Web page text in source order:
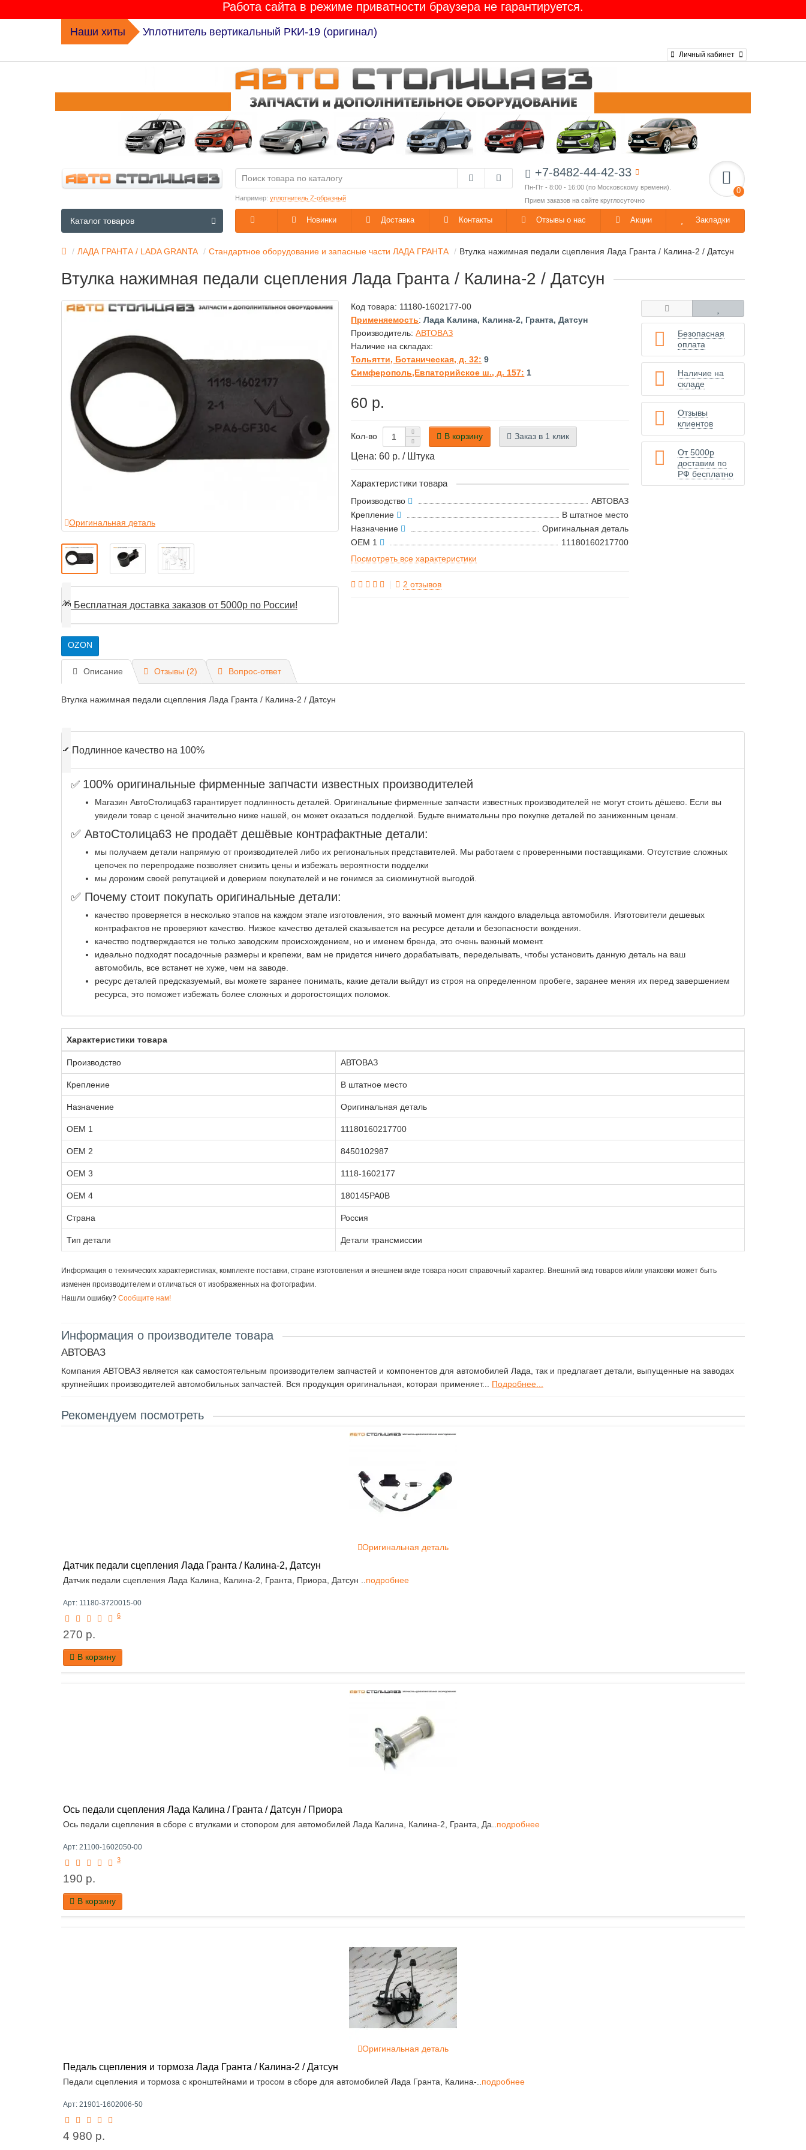
Работа сайта в режиме приватности браузера не гарантируется.
Наши хиты Уплотнитель вертикальный РКИ-19 (оригинал)
Личный кабинет
+7-8482-44-42-33
Пн-Пт - 8:00 - 16:00 (по Московскому времени).
Прием заказов на сайте круглосуточно
0
Например: уплотнитель Z-образный
Новинки Доставка Контакты Отзывы о нас Акции Закладки
Каталог товаров
ЛАДА ГРАНТА / LADA GRANTA Стандартное оборудование и запасные части ЛАДА ГРАНТА Втулка нажимная педали сцепления Лада Гранта / Калина-2 / Датсун
Втулка нажимная педали сцепления Лада Гранта / Калина-2 / Датсун
Оригинальная деталь
🎁 Бесплатная доставка заказов от 5000р по России!
OZON
Код товара: 11180-1602177-00
Применяемость:Лада Калина, Калина-2, Гранта, Датсун
Производитель:АВТОВАЗ
Наличие на складах:
Тольятти, Ботаническая, д. 32: 9
Симферополь,Евпаторийское ш., д. 157: 1
60 р.
Кол-во В корзину Заказ в 1 клик
Цена: 60 р. / Штука
Характеристики товара
Производство
АВТОВАЗ
Крепление
В штатное место
Назначение
Оригинальная деталь
OEM 1
11180160217700
Посмотреть все характеристики
2 отзывов
Безопасная
оплата
Наличие на
складе
Отзывы
клиентов
От 5000р
доставим по
РФ бесплатно
Описание Отзывы (2) Вопрос-ответ
Втулка нажимная педали сцепления Лада Гранта / Калина-2 / Датсун
✔ Подлинное качество на 100%
✅ 100% оригинальные фирменные запчасти известных производителей
Магазин АвтоСтолица63 гарантирует подлинность деталей. Оригинальные фирменные запчасти известных производителей не могут стоить дёшево. Если вы
увидели товар с ценой значительно ниже нашей, он может оказаться подделкой. Будьте внимательны про покупке деталей по заниженным ценам.
✅ АвтоСтолица63 не продаёт дешёвые контрафактные детали:
мы получаем детали напрямую от производителей либо их региональных представителей. Мы работаем с проверенными поставщиками. Отсутствие сложных
цепочек по перепродаже позволяет снизить цены и избежать вероятности подделки
мы дорожим своей репутацией и доверием покупателей и не гонимся за сиюминутной выгодой.
✅ Почему стоит покупать оригинальные детали:
качество проверяется в несколько этапов на каждом этапе изготовления, это важный момент для каждого владельца автомобиля. Изготовители дешевых
контрафактов не проверяют качество. Низкое качество деталей сказывается на ресурсе детали и безопасности вождения.
качество подтверждается не только заводским происхождением, но и именем бренда, это очень важный момент.
идеально подходят посадочные размеры и крепежи, вам не придется ничего дорабатывать, переделывать, чтобы установить данную деталь на ваш
автомобиль, все встанет не хуже, чем на заводе.
ресурс деталей предсказуемый, вы можете заранее понимать, какие детали выйдут из строя на определенном пробеге, заранее меняя их перед завершением
ресурса, это поможет избежать более сложных и дорогостоящих поломок.
Характеристики товара
Производство АВТОВАЗ
Крепление В штатное место
Назначение Оригинальная деталь
OEM 1 11180160217700
OEM 2 8450102987
OEM 3 1118-1602177
OEM 4 180145PA0B
Страна Россия
Тип детали Детали трансмиссии
Информация о технических характеристиках, комплекте поставки, стране изготовления и внешнем виде товара носит справочный характер. Внешний вид товаров и/или упаковки может быть
изменен производителем и отличаться от изображенных на фотографии.
Нашли ошибку? Сообщите нам!
Информация о производителе товара
АВТОВАЗ
Компания АВТОВАЗ является как самостоятельным производителем запчастей и компонентов для автомобилей Лада, так и предлагает детали, выпущенные на заводах
крупнейших производителей автомобильных запчастей. Вся продукция оригинальная, которая применяет... Подробнее...
Рекомендуем посмотреть
Оригинальная деталь
Датчик педали сцепления Лада Гранта / Калина-2, Датсун
Датчик педали сцепления Лада Калина, Калина-2, Гранта, Приора, Датсун ..подробнее
Арт: 11180-3720015-00
6
270 р.
В корзину
Ось педали сцепления Лада Калина / Гранта / Датсун / Приора
Ось педали сцепления в сборе с втулками и стопором для автомобилей Лада Калина, Калина-2, Гранта, Да..подробнее
Арт: 21100-1602050-00
3
190 р.
В корзину
Оригинальная деталь
Педаль сцепления и тормоза Лада Гранта / Калина-2 / Датсун
Педали сцепления и тормоза с кронштейнами и тросом в сборе для автомобилей Лада Гранта, Калина-..подробнее
Арт: 21901-1602006-50
4 980 р.